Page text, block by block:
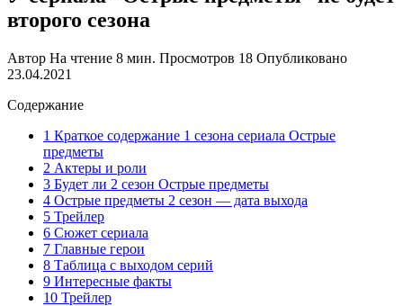
второго сезона
Автор На чтение 8 мин. Просмотров 18 Опубликовано
23.04.2021
Содержание
1 Краткое содержание 1 сезона сериала Острые
предметы
2 Актеры и роли
3 Будет ли 2 сезон Острые предметы
4 Острые предметы 2 сезон — дата выхода
5 Трейлер
6 Сюжет сериала
7 Главные герои
8 Таблица с выходом серий
9 Интересные факты
10 Трейлер